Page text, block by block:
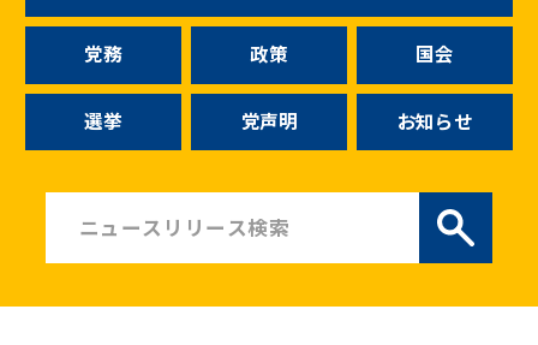
候補者公募
こくみん政治塾
お問い合わせ
ニュースリリース
党務 政策 国会
選挙 党声明 お知らせ